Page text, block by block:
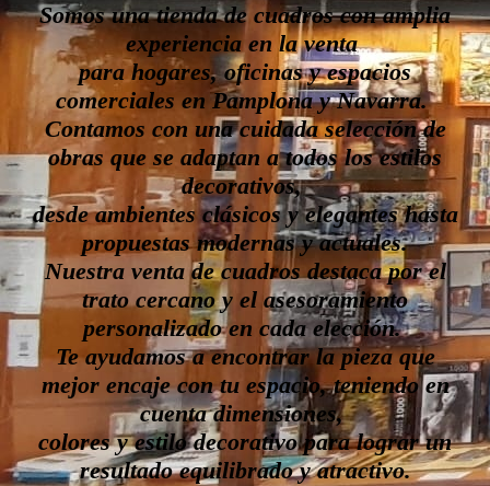
Somos una tienda de cuadros con amplia
experiencia en la venta
para hogares, oficinas y espacios
comerciales en Pamplona y Navarra.
Contamos con una cuidada selección de
obras que se adaptan a todos los estilos
decorativos,
desde ambientes clásicos y elegantes hasta
propuestas modernas y actuales.
Nuestra venta de cuadros destaca por el
trato cercano y el asesoramiento
personalizado en cada elección.
Te ayudamos a encontrar la pieza que
mejor encaje con tu espacio, teniendo en
cuenta dimensiones,
colores y estilo decorativo para lograr un
resultado equilibrado y atractivo.